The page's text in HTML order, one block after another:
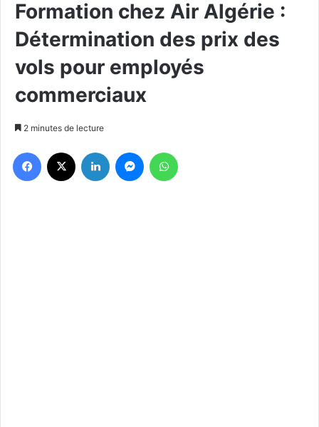
Formation chez Air Algérie :
Détermination des prix des
vols pour employés
commerciaux
2 minutes de lecture